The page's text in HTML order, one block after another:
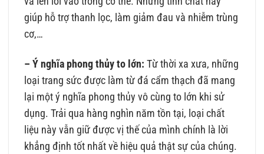
giúp hỗ trợ thanh lọc, làm giảm đau và nhiễm trùng
cơ,…
– Ý nghĩa phong thủy to lớn: Từ thời xa xưa, những
loại trang sức được làm từ đá cẩm thạch đã mang
lại một ý nghĩa phong thủy vô cùng to lớn khi sử
dụng. Trải qua hàng nghìn năm tồn tại, loại chất
liệu này vẫn giữ được vị thế của mình chính là lời
khẳng định tốt nhất về hiệu quả thật sự của chúng.